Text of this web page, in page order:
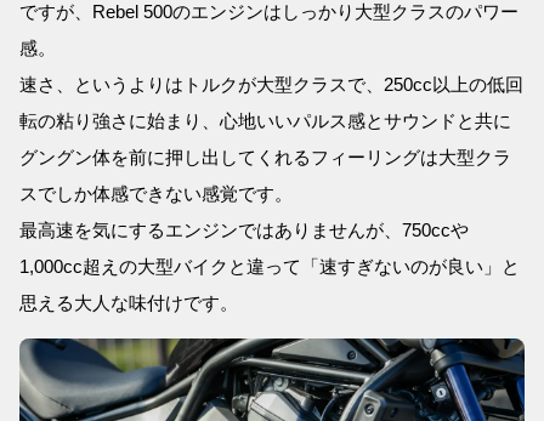
ですが、Rebel 500のエンジンはしっかり大型クラスのパワー
感。
速さ、というよりはトルクが大型クラスで、250cc以上の低回
転の粘り強さに始まり、心地いいパルス感とサウンドと共に
グングン体を前に押し出してくれるフィーリングは大型クラ
スでしか体感できない感覚です。
最高速を気にするエンジンではありませんが、750ccや
1,000cc超えの大型バイクと違って「速すぎないのが良い」と
思える大人な味付けです。